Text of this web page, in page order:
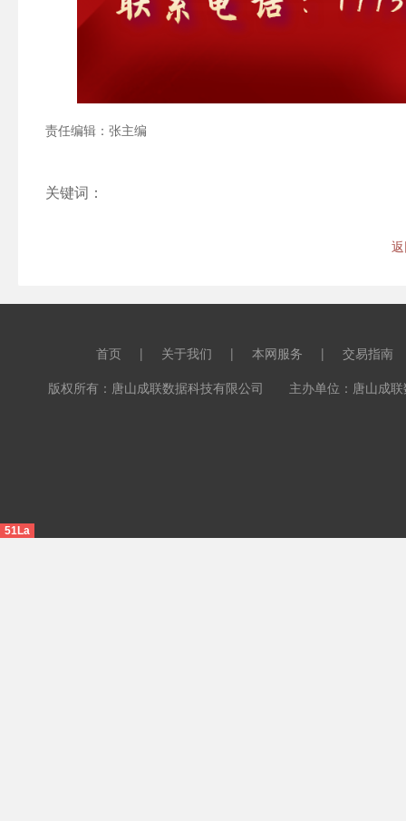
责任编辑：张主编
关键词：
首页 | 关于我们 | 本网服务 |
交易指南
版权所有：唐山成联数据科技有限公司 主办单位：唐山成
51La